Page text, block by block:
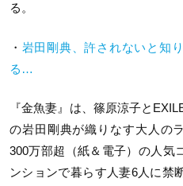
る。
・ 岩田剛典、許されないと知
る…
『金魚妻』は、篠原涼子と
の岩田剛典が織りなす大人の
300万部超（紙＆電子）の人気
ンションで暮らす人妻6人に禁